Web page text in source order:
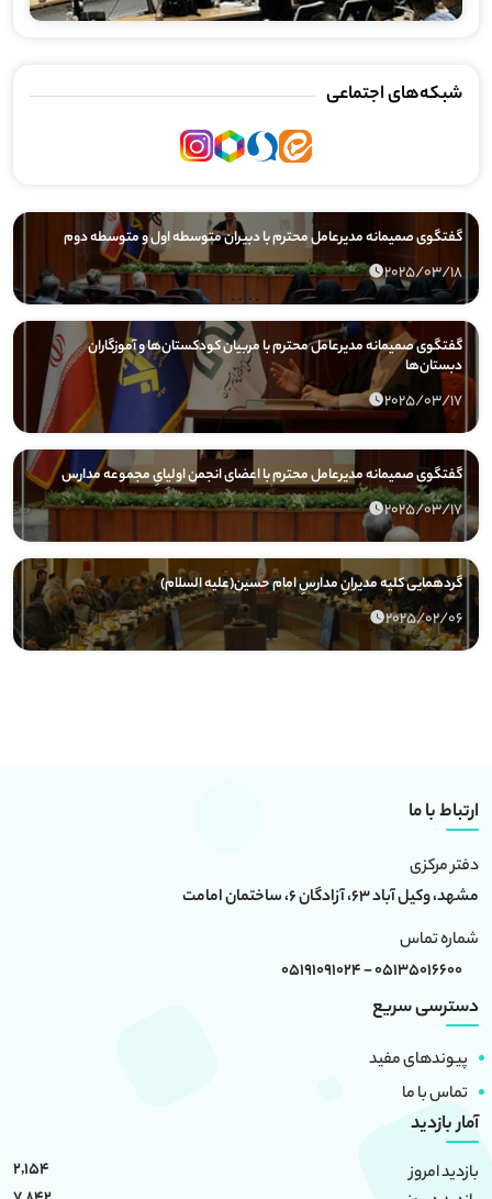
شبکه‌های اجتماعی
گفتگوی صمیمانه مدیرعامل محترم با دبیران متوسطه اول و متوسطه دوم
2025/03/18
گفتگوی صمیمانه مدیرعامل محترم با مربیان کودکستان‌ها و آموزگاران
دبستان‌ها
2025/03/17
گفتگوی صمیمانه مدیرعامل محترم با اعضای انجمن اولیایِ مجموعه مدارس
2025/03/17
گردهمایی کلیه مدیرانِ مدارسِ امام حسین(علیه السلام)
2025/02/06
ارتباط با ما
دفتر مرکزی
مشهد، وکیل آباد 63، آزادگان 6، ساختمان امامت
شماره تماس
05135016600 - 05191091024
دسترسی سریع
پیوندهای مفید
تماس با ما
آمار بازدید
بازدید امروز
2,154